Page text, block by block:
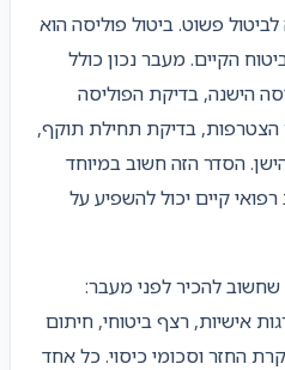
פשוט. ביטול פוליסה הוא
הקיים. מעבר נכון כולל
הישנה, בדיקת הפוליסה
הצטרפות, בדיקת תחילת תוקף,
הסדר הזה חשוב במיוחד
קיים יכול להשפיע על
שחשוב להכיר לפני מעבר:
אישיות, רצף ביטוחי, חיתום
החזר וסכומי כיסוי. כל אחד